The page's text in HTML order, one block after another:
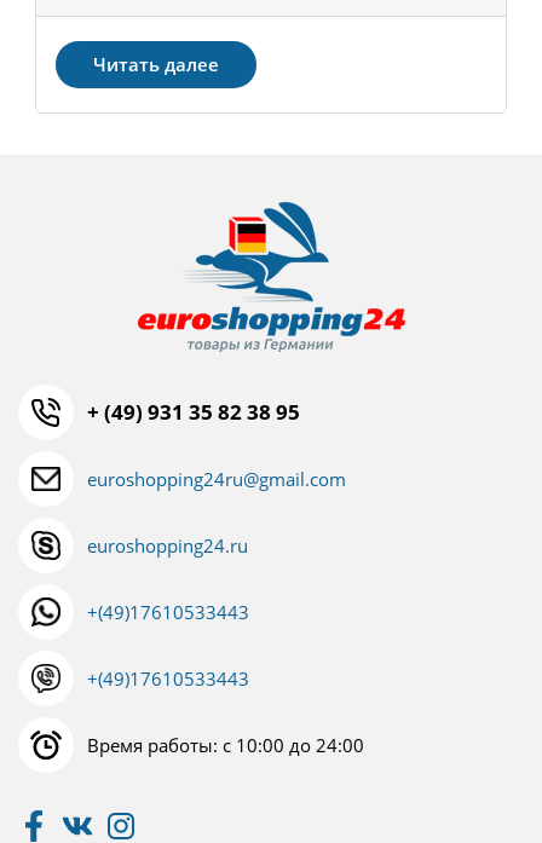
Читать далее
+ (49) 931 35 82 38 95
euroshopping24ru@gmail.com
euroshopping24.ru
+(49)17610533443
+(49)17610533443
Время работы: с 10:00 до 24:00